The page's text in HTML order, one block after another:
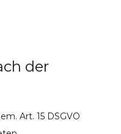
der
Art. 15 DSGVO